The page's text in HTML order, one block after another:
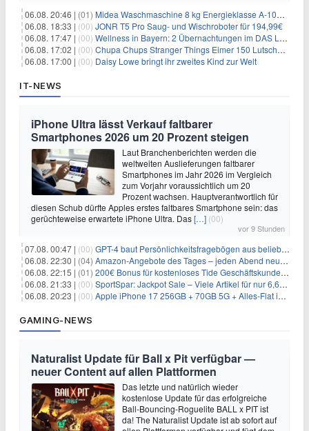
06.08. 20:46 | (01) Midea Waschmaschine 8 kg Energieklasse A-10% 1400 U/Min für 289,97€
06.08. 18:33 | (00) JONR T5 Pro Saug- und Wischroboter für 194,99€
06.08. 17:47 | (00) Wellness in Bayern: 2 Übernachtungen im DAS LUDWIG Sports Resort inkl. HP + Wellness ab 174€ p.P.
06.08. 17:02 | (00) Chupa Chups Stranger Things Eimer 150 Lutscher für 21,95€
06.08. 17:00 | (00) Daisy Lowe bringt ihr zweites Kind zur Welt
IT-NEWS
iPhone Ultra lässt Verkauf faltbarer
Smartphones 2026 um 20 Prozent steigen
Laut Branchenberichten werden die
weltweiten Auslieferungen faltbarer
Smartphones im Jahr 2026 im Vergleich
zum Vorjahr voraussichtlich um 20
Prozent wachsen. Hauptverantwortlich für
diesen Schub dürfte Apples erstes faltbares Smartphone sein: das
gerüchteweise erwartete iPhone Ultra. Das[…] (00)
vor 9 Stunden
07.08. 00:47 | (00) GPT-4 baut Persönlichkeitsfragebögen aus beliebigen Texten und sagt Antworten voraus
06.08. 22:30 | (04) Amazon-Angebote des Tages – jeden Abend neue Deals zum Stöbern
06.08. 22:15 | (01) 200€ Bonus für kostenloses Tide Geschäftskundenkonto
06.08. 21:33 | (00) SportSpar: Jackpot Sale – Viele Artikel für nur 6,66€ – nur 48 Stunden
06.08. 20:23 | (00) Apple iPhone 17 256GB + 70GB 5G + Alles-Flat im Vodafone-Netz für 34,99€/Monat – eff. 4,65€/Monat
GAMING-NEWS
Naturalist Update für Ball x Pit verfügbar —
neuer Content auf allen Plattformen
Das letzte und natürlich wieder
kostenlose Update für das erfolgreiche
Ball-Bouncing-Roguelite BALL x PIT ist
da! The Naturalist Update ist ab sofort auf